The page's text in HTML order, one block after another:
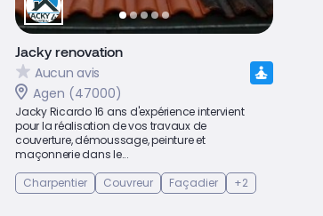
Jacky renovation
Aucun avis
Agen (47000)
Jacky Ricardo 16 ans d'expérience intervient
pour la réalisation de vos travaux de
couverture, démoussage, peinture et
maçonnerie dans le...
Charpentier
Couvreur Façadier +2